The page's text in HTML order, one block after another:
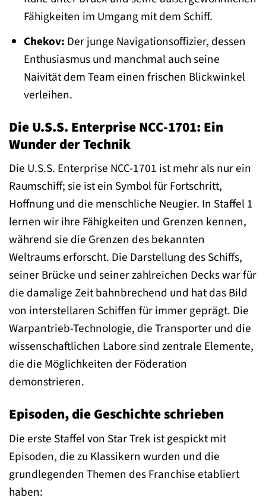
Fähigkeiten im Umgang mit dem Schiff.
Chekov: Der junge Navigationsoffizier, dessen
Enthusiasmus und manchmal auch seine
Naivität dem Team einen frischen Blickwinkel
verleihen.
Die U.S.S. Enterprise NCC-1701: Ein
Wunder der Technik
Die U.S.S. Enterprise NCC-1701 ist mehr als nur ein
Raumschiff; sie ist ein Symbol für Fortschritt,
Hoffnung und die menschliche Neugier. In Staffel 1
lernen wir ihre Fähigkeiten und Grenzen kennen,
während sie die Grenzen des bekannten
Weltraums erforscht. Die Darstellung des Schiffs,
seiner Brücke und seiner zahlreichen Decks war für
die damalige Zeit bahnbrechend und hat das Bild
von interstellaren Schiffen für immer geprägt. Die
Warpantrieb-Technologie, die Transporter und die
wissenschaftlichen Labore sind zentrale Elemente,
die die Möglichkeiten der Föderation
demonstrieren.
Episoden, die Geschichte schrieben
Die erste Staffel von Star Trek ist gespickt mit
Episoden, die zu Klassikern wurden und die
grundlegenden Themen des Franchise etabliert
haben: